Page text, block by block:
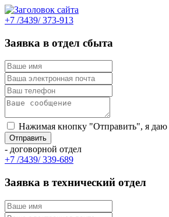
+7 /3439/ 373-913
Заявка в отдел сбыта
Нажимая кнопку "Отправить", я даю
- договорной отдел
+7 /3439/ 339-689
Заявка в технический отдел